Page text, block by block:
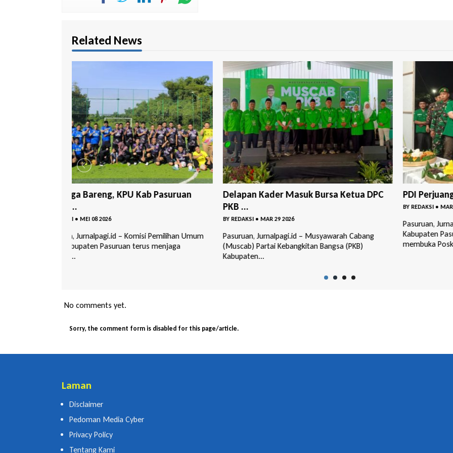
Related News
Delapan Kader Masuk Bursa Ketua DPC
PKB ...
BY REDAKSI •MAR 29 2026
Pasuruan, Jurnalpagi.id – Musyawarah Cabang
(Muscab) Partai Kebangkitan Bangsa (PKB)
Kabupaten...
PDI Perjuangan– GP Ansor Bangil Buka P...
Pasuruan, Jurnalpagi.id / DPC PDI Perjuangan
Kabupaten Pasuruan bersama GP Ansor Bangil
membuka Posk...
DPC
No comments yet.
Sorry, the comment form is disabled for this page/article.
Laman
Disclaimer
Pedoman Media Cyber
Privacy Policy
Tentang Kami